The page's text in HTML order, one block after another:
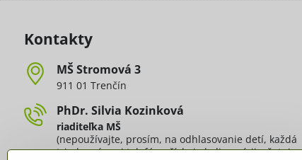
Kontakty
MŠ Stromová 3
911 01 Trenčín
PhDr​. Silvia Kozinková
riaditeľka MŠ
(nepoužívajte, prosím, na odhlasovanie detí, každá
trieda má svoj telefón - číslo je k dispozícii v šatni